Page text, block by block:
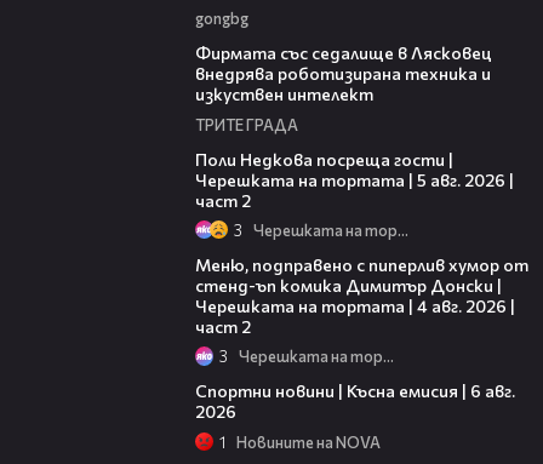
gongbg
Фирмата със седалище в Лясковец
внедрява роботизирана техника и
изкуствен интелект
ТРИТЕ ГРАДА
Поли Недкова посреща гости |
Черешката на тортата | 5 авг. 2026 |
част 2
3 Черешката на тортата
Меню, подправено с пиперлив хумор от
стенд-ъп комика Димитър Донски |
Черешката на тортата | 4 авг. 2026 |
част 2
3 Черешката на тортата
Спортни новини | Късна емисия | 6 авг.
2026
1 Новините на NOVA